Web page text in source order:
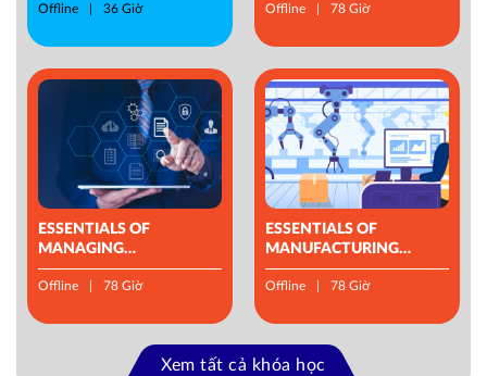
Offline 36 Giờ Offline 78 Giờ
ESSENTIALS OF
MANAGING
OPERATIONS
Offline 78 Giờ
ESSENTIALS OF
MANUFACTURING
MANAGEMENT
Offline 78 Giờ
Xem tất cả khóa học